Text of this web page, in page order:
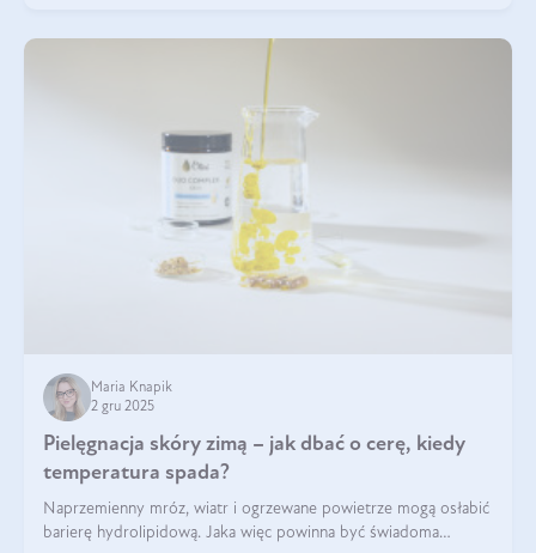
Maria Knapik
2 gru 2025
Pielęgnacja skóry zimą – jak dbać o cerę, kiedy
temperatura spada?
Naprzemienny mróz, wiatr i ogrzewane powietrze mogą osłabić
barierę hydrolipidową. Jaka więc powinna być świadoma